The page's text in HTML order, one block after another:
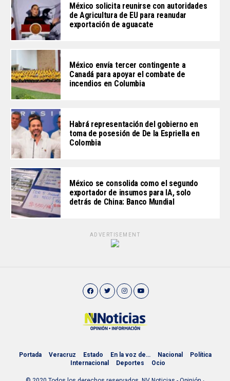
México solicita reunirse con autoridades
de Agricultura de EU para reanudar
exportación de aguacate
México envía tercer contingente a
Canadá para apoyar el combate de
incendios en Columbia
Habrá representación del gobierno en
toma de posesión de De la Espriella en
Colombia
México se consolida como el segundo
exportador de insumos para IA, solo
detrás de China: Banco Mundial
ADVERTISEMENT
Portada Veracruz Estado En la voz de… Nacional
Política
Internacional
Deportes Ocio